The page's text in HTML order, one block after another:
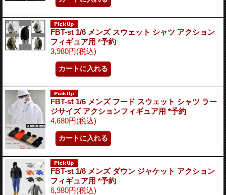
FBT-st 1/6 メンズ スウェット シャツ アクション
フィギュア用 *予約
3,980円(税込)
FBT-st 1/6 メンズ フード スウェット シャツ ラー
ジサイズ アクションフィギュア用 *予約
4,680円(税込)
FBT-st 1/6 メンズ ダウン ジャケット アクション
フィギュア用 *予約
6,980円(税込)